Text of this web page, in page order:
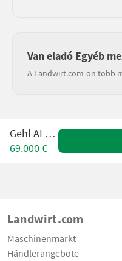
Van eladó Egyéb
A Landwirt.com-on több
Gehl AL550
69.000 €
Landwirt.com
Maschinenmarkt
Händlerangebote